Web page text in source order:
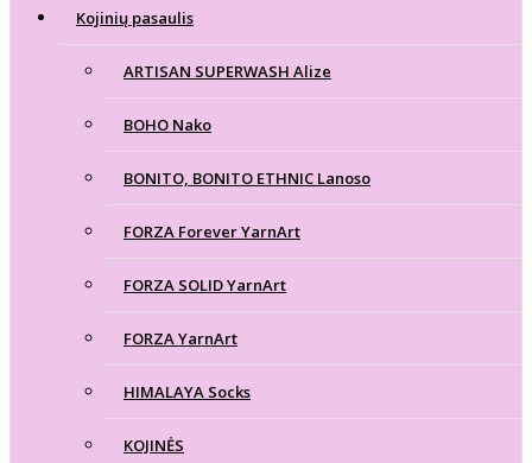
Kojinių pasaulis
ARTISAN SUPERWASH Alize
BOHO Nako
BONITO, BONITO ETHNIC Lanoso
FORZA Forever YarnArt
FORZA SOLID YarnArt
FORZA YarnArt
HIMALAYA Socks
KOJINĖS